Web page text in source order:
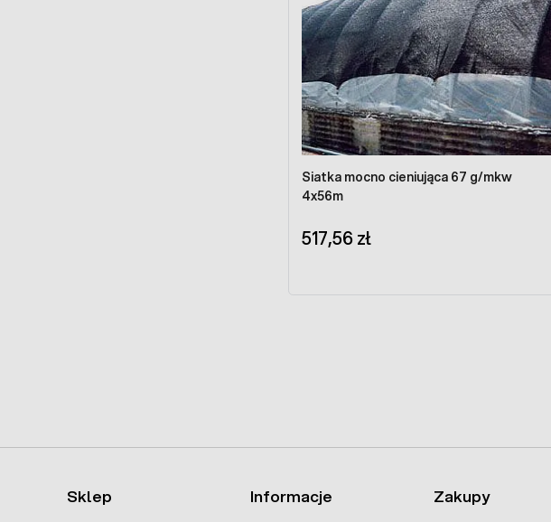
Siatka mocno cieniująca 67 g/mkw
4x56m
517,56 zł
Sklep Informacje Zakupy